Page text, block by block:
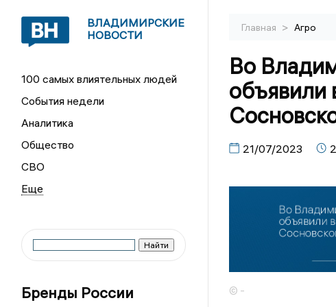
ВЛАДИМИРСКИЕ
НОВОСТИ
100 самых влиятельных людей
События недели
Аналитика
Общество
СВО
Бренды России
Главная > Агро
Во
объявили
21/07/2023
© -